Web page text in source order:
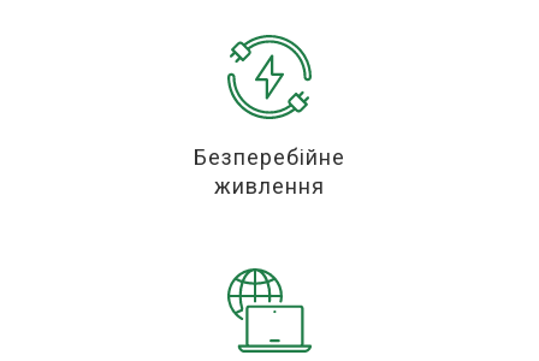
Безперебійне
живлення